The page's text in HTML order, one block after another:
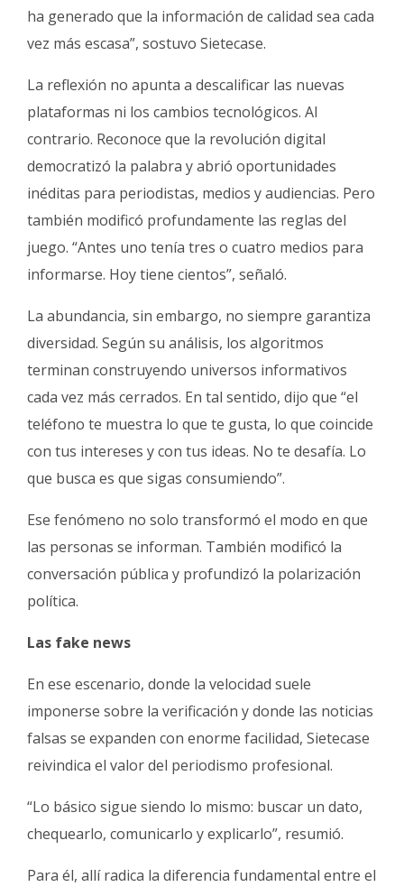
ha generado que la información de calidad sea cada
vez más escasa”, sostuvo Sietecase.
La reflexión no apunta a descalificar las nuevas
plataformas ni los cambios tecnológicos. Al
contrario. Reconoce que la revolución digital
democratizó la palabra y abrió oportunidades
inéditas para periodistas, medios y audiencias. Pero
también modificó profundamente las reglas del
juego. “Antes uno tenía tres o cuatro medios para
informarse. Hoy tiene cientos”, señaló.
La abundancia, sin embargo, no siempre garantiza
diversidad. Según su análisis, los algoritmos
terminan construyendo universos informativos
cada vez más cerrados. En tal sentido, dijo que “el
teléfono te muestra lo que te gusta, lo que coincide
con tus intereses y con tus ideas. No te desafía. Lo
que busca es que sigas consumiendo”.
Ese fenómeno no solo transformó el modo en que
las personas se informan. También modificó la
conversación pública y profundizó la polarización
política.
Las fake news
En ese escenario, donde la velocidad suele
imponerse sobre la verificación y donde las noticias
falsas se expanden con enorme facilidad, Sietecase
reivindica el valor del periodismo profesional.
“Lo básico sigue siendo lo mismo: buscar un dato,
chequearlo, comunicarlo y explicarlo”, resumió.
Para él, allí radica la diferencia fundamental entre el